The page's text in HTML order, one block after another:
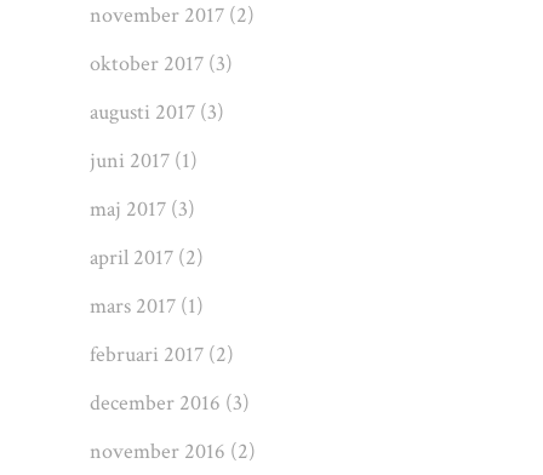
november 2017 (2)
oktober 2017 (3)
augusti 2017 (3)
juni 2017 (1)
maj 2017 (3)
april 2017 (2)
mars 2017 (1)
februari 2017 (2)
december 2016 (3)
november 2016 (2)